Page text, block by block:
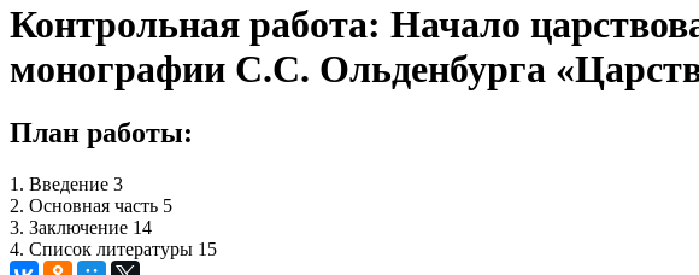
Контрольная работа: Начало
монографии С.С. Ольденбурга
План работы:
1. Введение 3
2. Основная часть 5
3. Заключение 14
4. Список литературы 15